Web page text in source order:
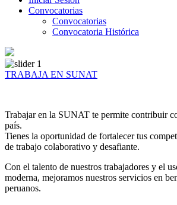
Convocatorias
Convocatorias
Convocatoria Histórica
TRABAJA EN SUNAT
Trabajar en la SUNAT te permite contribuir
país.
Tienes la oportunidad de fortalecer tus
de trabajo colaborativo y desafiante.
Con el talento de nuestros trabajadores y el
moderna, mejoramos nuestros servicios en
peruanos.